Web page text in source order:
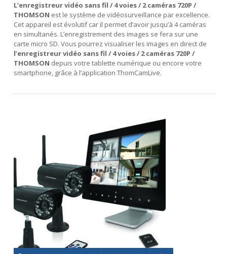
L’enregistreur vidéo sans fil / 4 voies / 2 caméras 720P /
THOMSON est le système de vidéosurveillance par excellence.
Cet appareil est évolutif car il permet d’avoir jusqu’à 4 caméras
en simultanés. L’enregistrement des images se fera sur une
carte micro SD. Vous pourrez visualiser les images en direct de
l’enregistreur vidéo sans fil / 4 voies / 2 caméras 720P /
THOMSON depuis votre tablette numérique ou encore votre
smartphone, grâce à l’application ThomCamLive.